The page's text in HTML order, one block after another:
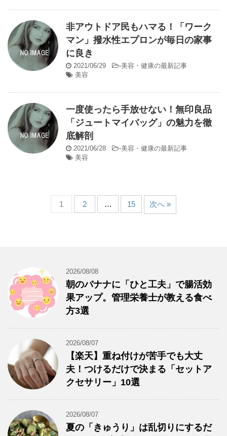
非アウトドア民もハマる！「ワーク
マン」撥水性エプロンが毎日の家事
に良き
2021/06/29 -美容・健康の最新記事
美容
一度使ったら手放せない！無印良品
「ジュートマイバッグ」の魅力を徹
底解剖
2021/06/28 -美容・健康の最新記事
美容
1 2 … 15 次へ »
2026/08/08
朝のバナナに「ひと工夫」で腸活効
果アップ。管理栄養士が教える食べ
方3選
2026/08/07
【楽天】重ね付けが苦手でも大丈
夫！つけるだけで決まる「セットア
クセサリー」10選
2026/08/07
夏の「きゅうり」は乱切りにするだ